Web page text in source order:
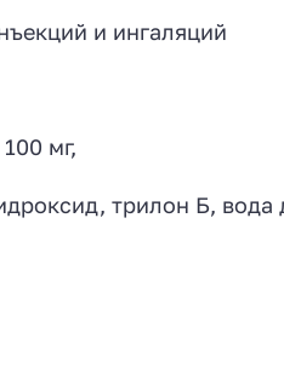
и ингаляций
мг,
трилон Б,